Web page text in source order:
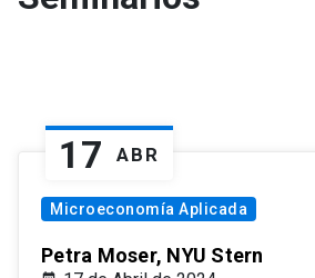
17 ABR
Microeconomía Aplicada
Petra Moser, NYU Stern